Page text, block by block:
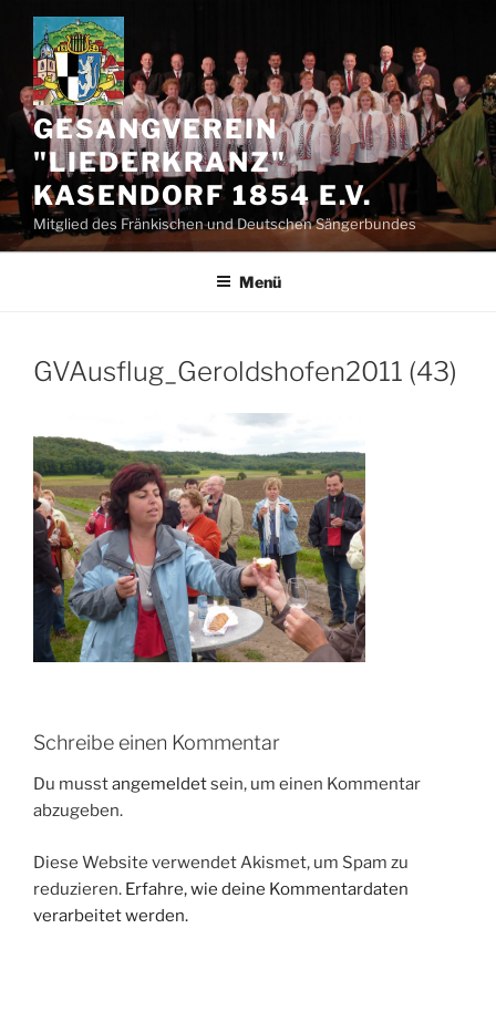
Zum
Inhalt
springen
GESANGVEREIN
"LIEDERKRANZ"
KASENDORF 1854 E.V.
Mitglied des Fränkischen und Deutschen Sängerbundes
Menü
GVAusflug_Geroldshofen2011 (43)
Schreibe einen Kommentar
Du musstangemeldetsein, um einen Kommentar
abzugeben.
Diese Website verwendet Akismet, um Spam zu
reduzieren. Erfahre, wie deine Kommentardaten
verarbeitet werden.